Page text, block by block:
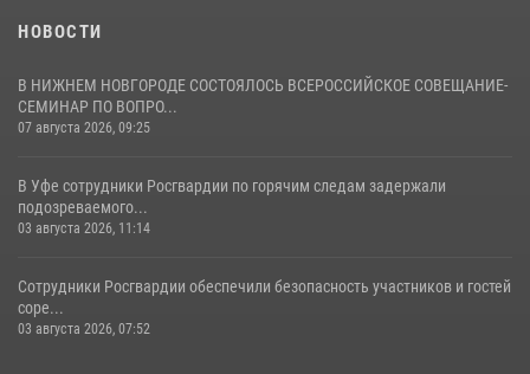
НОВОСТИ
В НИЖНЕМ НОВГОРОДЕ СОСТОЯЛОСЬ ВСЕРОССИЙСКОЕ СОВЕЩАНИЕ-
СЕМИНАР ПО ВОПРО...
07 августа 2026, 09:25
В Уфе сотрудники Росгвардии по горячим следам задержали
подозреваемого...
03 августа 2026, 11:14
Сотрудники Росгвардии обеспечили безопасность участников и гостей
соре...
03 августа 2026, 07:52